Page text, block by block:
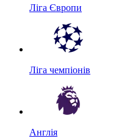
Ліга Європи
Ліга чемпіонів
Англія